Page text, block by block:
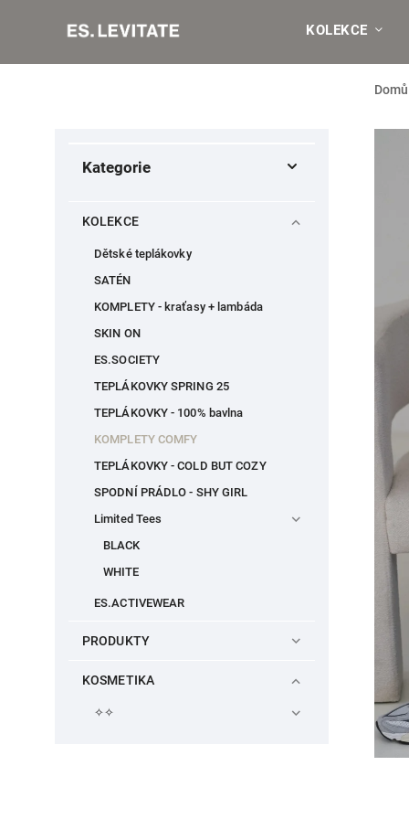
KOLEKCE
Domů
Kategorie
KOLEKCE
Dětské teplákovky
SATÉN
KOMPLETY - kraťasy + lambáda
SKIN ON
ES.SOCIETY
TEPLÁKOVKY SPRING 25
TEPLÁKOVKY - 100% bavlna
KOMPLETY COMFY
TEPLÁKOVKY - COLD BUT COZY
SPODNÍ PRÁDLO - SHY GIRL
Limited Tees
BLACK
WHITE
ES.ACTIVEWEAR
PRODUKTY
KOSMETIKA
✧✧